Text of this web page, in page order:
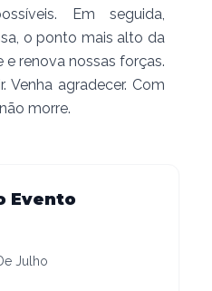
Em seguida,
o ponto mais alto da
e renova nossas forças.
Venha agradecer. Com
morre.
Evento
Julho